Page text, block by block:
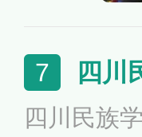
7 四川
四川民族